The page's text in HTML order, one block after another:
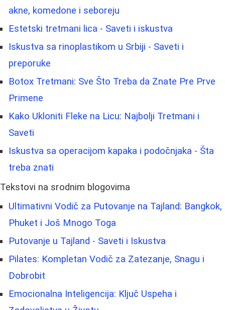
akne, komedone i seboreju
Estetski tretmani lica - Saveti i iskustva
Iskustva sa rinoplastikom u Srbiji - Saveti i
preporuke
Botox Tretmani: Sve Što Treba da Znate Pre Prve
Primene
Kako Ukloniti Fleke na Licu: Najbolji Tretmani i
Saveti
Iskustva sa operacijom kapaka i podočnjaka - Šta
treba znati
Tekstovi na srodnim blogovima
Ultimativni Vodič za Putovanje na Tajland: Bangkok,
Phuket i Još Mnogo Toga
Putovanje u Tajland - Saveti i Iskustva
Pilates: Kompletan Vodič za Zatezanje, Snagu i
Dobrobit
Emocionalna Inteligencija: Ključ Uspeha i